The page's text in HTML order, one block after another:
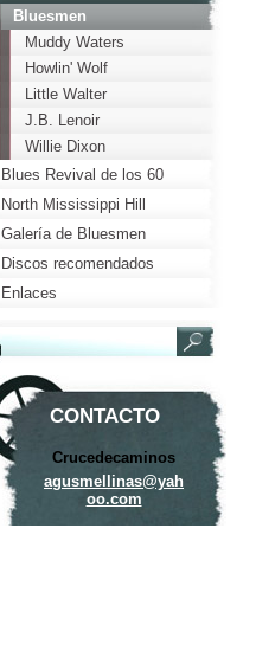
Bluesmen
Muddy Waters
Howlin' Wolf
Little Walter
J.B. Lenoir
Willie Dixon
Blues Revival de los 60
North Mississippi Hill
Country Blues
Galería de Bluesmen
Discos recomendados
Enlaces
CONTACTO
Crucedecaminos
agusmell inas@yah
oo.com